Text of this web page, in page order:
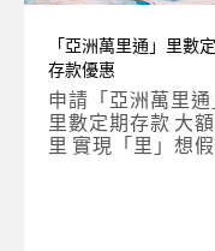
「亞洲萬里通」里數
存款優惠
申請「亞洲萬里通
里數定期存款 大
里 實現「里」想